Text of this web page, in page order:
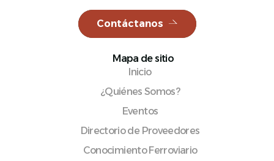
Contáctanos
Mapa de sitio
Inicio
¿Quiénes Somos?
Eventos
Directorio de Proveedores
Conocimiento Ferroviario